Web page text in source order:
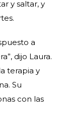
y saltar, y
a
dijo Laura.
terapia y
Su
con las